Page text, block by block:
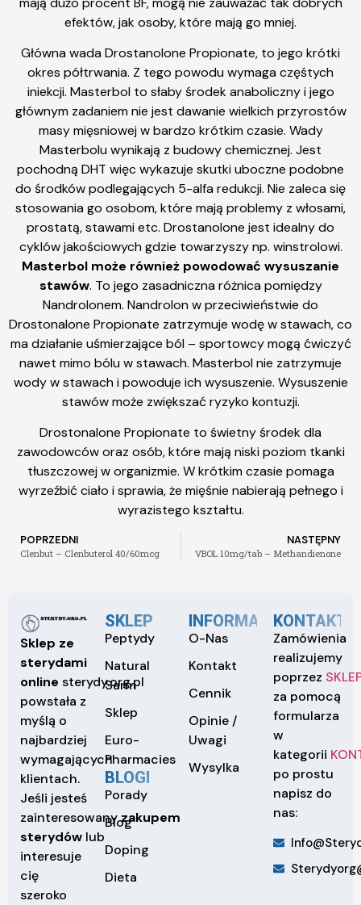
efektów, jak osoby, które mają go mniej.
Główna wada Drostanolone Propionate, to jego krótki
okres półtrwania. Z tego powodu wymaga częśtych
iniekcji. Masterbol to słaby środek anaboliczny i jego
głównym zadaniem nie jest dawanie wielkich przyrostów
masy mięsniowej w bardzo krótkim czasie. Wady
Masterbolu wynikają z budowy chemicznej. Jest
pochodną DHT więc wykazuje skutki uboczne podobne
do środków podlegających 5-alfa redukcji. Nie zaleca się
stosowania go osobom, które mają problemy z włosami,
prostatą, stawami etc. Drostanolone jest idealny do
cyklów jakościowych gdzie towarzyszy np. winstrolowi.
Masterbol może również powodować wysuszanie
stawów. To jego zasadniczna różnica pomiędzy
Nandrolonem. Nandrolon w przeciwieństwie do
Drostonalone Propionate zatrzymuje wodę w stawach, co
ma działanie uśmierzające ból – sportowcy mogą ćwiczyć
nawet mimo bólu w stawach. Masterbol nie zatrzymuje
wody w stawach i powoduje ich wysuszenie. Wysuszenie
stawów może zwiększać ryzyko kontuzji.
Drostonalone Propionate to świetny środek dla
zawodowców oraz osób, które mają niski poziom tkanki
tłuszczowej w organizmie. W krótkim czasie pomaga
wyrzeźbić ciało i sprawia, że mięśnie nabierają pełnego i
wyrazistego kształtu.
POPRZEDNI
Clenbut – Clenbuterol 40/60mcg
NASTĘPNY
VBOL 10mg/tab – Methandienone
Sklep ze
sterydami
online sterydy.org.pl
powstała z
myślą o
najbardziej
wymagających
klientach.
Jeśli jesteś
zainteresowanyzakupem
sterydów lub
interesuje
cię
szeroko
SKLEP
Peptydy
Natural
Sarm
Sklep
Euro-
Pharmacies
BLOGI
Porady
Blog
Doping
Dieta
INFORMACJE
O-Nas
Kontakt
Cennik
Opinie /
Uwagi
Wysylka
KONTAKT
Zamówienia
realizujemy
poprzez
za pomocą
formularza
w
kategorii
po prostu
napisz do
nas: